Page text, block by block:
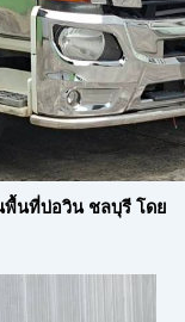
พื้นที่บ่อวิน ชลบุรี โดย